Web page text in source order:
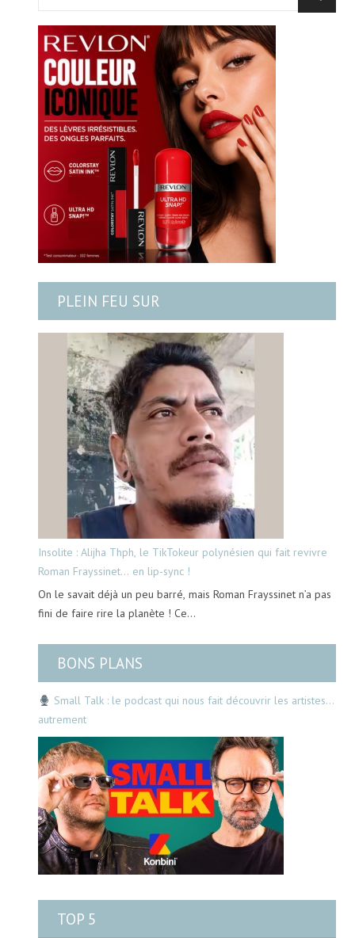
PLEIN FEU SUR
Insolite : Alijha Thph, le TikTokeur polynésien qui fait revivre
Roman Frayssinet… en lip-sync !
On le savait déjà un peu barré, mais Roman Frayssinet n’a pas
fini de faire rire la planète ! Ce…
BONS PLANS
Small Talk : le podcast qui nous fait découvrir les artistes…
autrement
TOP 5